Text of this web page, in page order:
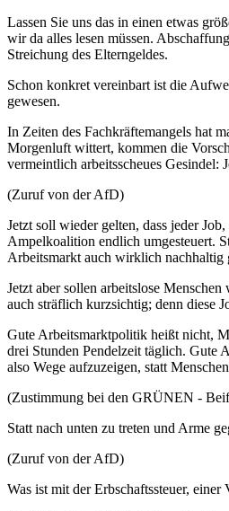
Lassen Sie uns das in einen etwas
wir da alles lesen müssen.
Streichung des Elterngeldes.
Schon konkret vereinbart ist die
gewesen.
In Zeiten des Fachkräftemangels hat
Morgenluft wittert, kommen die
vermeintlich arbeitsscheues
(Zuruf von der AfD)
Jetzt soll wieder gelten, dass jeder
Ampelkoalition endlich umgesteuert.
Arbeitsmarkt auch wirklich nachhaltig
Jetzt aber sollen arbeitslose
auch sträflich kurzsichtig; denn diese
Gute Arbeitsmarktpolitik heißt nicht,
drei Stunden Pendelzeit täglich. Gute
also Wege aufzuzeigen, statt
(Zustimmung bei den GRÜNEN -
Statt nach unten zu treten und Arme
(Zuruf von der AfD)
Was ist mit der Erbschaftssteuer,